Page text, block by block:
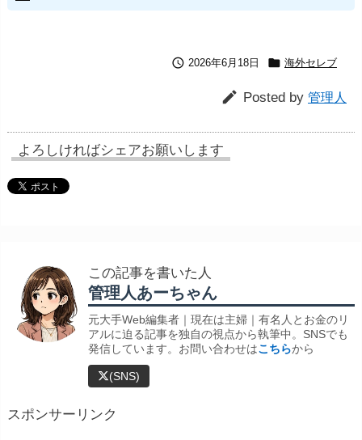
 2026年6月18日  海外セレブ
 Posted by 管理人
よろしければシェアお願いします
この記事を書いた人
管理人あーちゃん
元大手Web編集者｜現在は主婦｜有名人とお金のリ
アルに迫る記事を独自の視点から執筆中。SNSでも
発信しています。お問い合わせはこちらから
(SNS)
スポンサーリンク